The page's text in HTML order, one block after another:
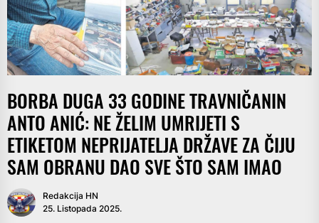
BORBA DUGA 33 GODINE TRAVNIČANIN
ANTO ANIĆ: NE ŽELIM UMRIJETI S
ETIKETOM NEPRIJATELJA DRŽAVE ZA ČIJU
SAM OBRANU DAO SVE ŠTO SAM IMAO
Redakcija HN
25. Listopada 2025.